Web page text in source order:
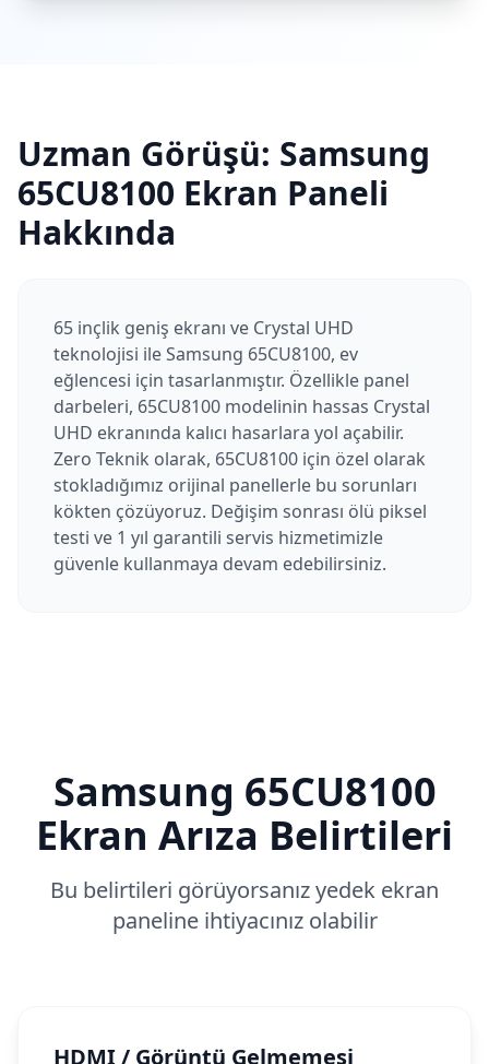
Uzman Görüşü: Samsung
65CU8100 Ekran Paneli
Hakkında
65 inçlik geniş ekranı ve Crystal UHD
teknolojisi ile Samsung 65CU8100, ev
eğlencesi için tasarlanmıştır. Özellikle panel
darbeleri, 65CU8100 modelinin hassas Crystal
UHD ekranında kalıcı hasarlara yol açabilir.
Zero Teknik olarak, 65CU8100 için özel olarak
stokladığımız orijinal panellerle bu sorunları
kökten çözüyoruz. Değişim sonrası ölü piksel
testi ve 1 yıl garantili servis hizmetimizle
güvenle kullanmaya devam edebilirsiniz.
Samsung 65CU8100
Ekran Arıza Belirtileri
Bu belirtileri görüyorsanız yedek ekran
paneline ihtiyacınız olabilir
HDMI / Görüntü Gelmemesi